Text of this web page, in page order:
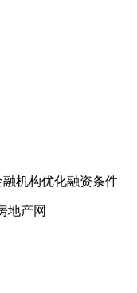
机构优化融资条件
地产网